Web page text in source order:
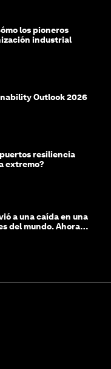
los pioneros
industrial
Outlook 2026
resiliencia
extremo?
a una caída en una
del mundo. Ahora